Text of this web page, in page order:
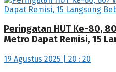
Peringatan HUT Ke-80,
Metro Dapat Remisi, 15
19 Agustus 2025 | 20 : 20